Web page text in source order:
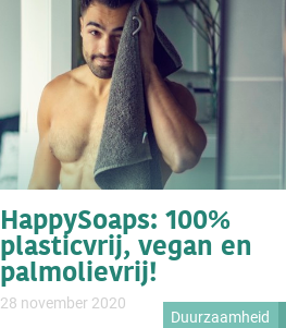
HappySoaps: 100%
plasticvrij, vegan en
palmolievrij!
28 november 2020
Duurzaamheid